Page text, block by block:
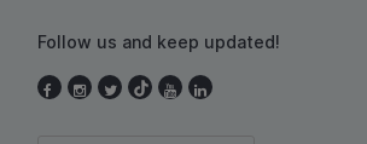
Follow us and keep updated!